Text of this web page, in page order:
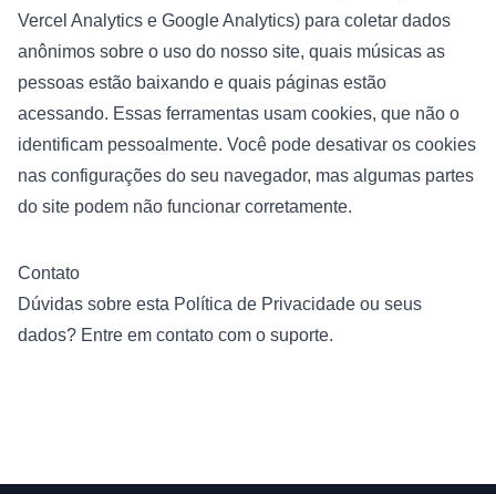
Vercel Analytics e Google Analytics) para coletar dados
anônimos sobre o uso do nosso site, quais músicas as
pessoas estão baixando e quais páginas estão
acessando. Essas ferramentas usam cookies, que não o
identificam pessoalmente. Você pode desativar os cookies
nas configurações do seu navegador, mas algumas partes
do site podem não funcionar corretamente.
Contato
Dúvidas sobre esta Política de Privacidade ou seus
dados? Entre em contato com o suporte.